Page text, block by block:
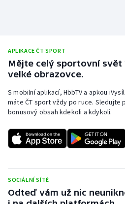
APLIKACE ČT SPORT
Mějte celý sportovní svět
velké obrazovce.
S mobilní aplikací, HbbTV a apkou
máte ČT sport vždy po ruce. Sledujte
bonusový obsah kdekoli a kdykoli.
SOCIÁLNÍ SÍTĚ
Odteď vám už nic